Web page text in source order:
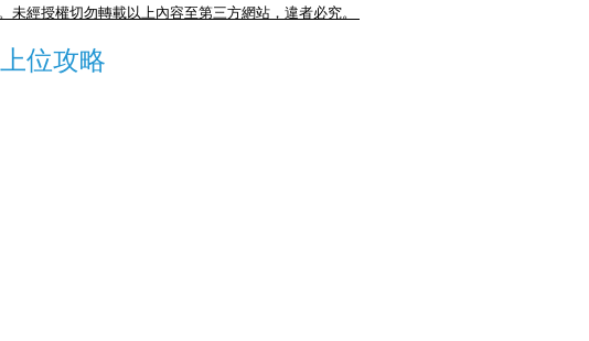
經授權切勿轉載以上內容至第三方網站，違者必究。
位攻略